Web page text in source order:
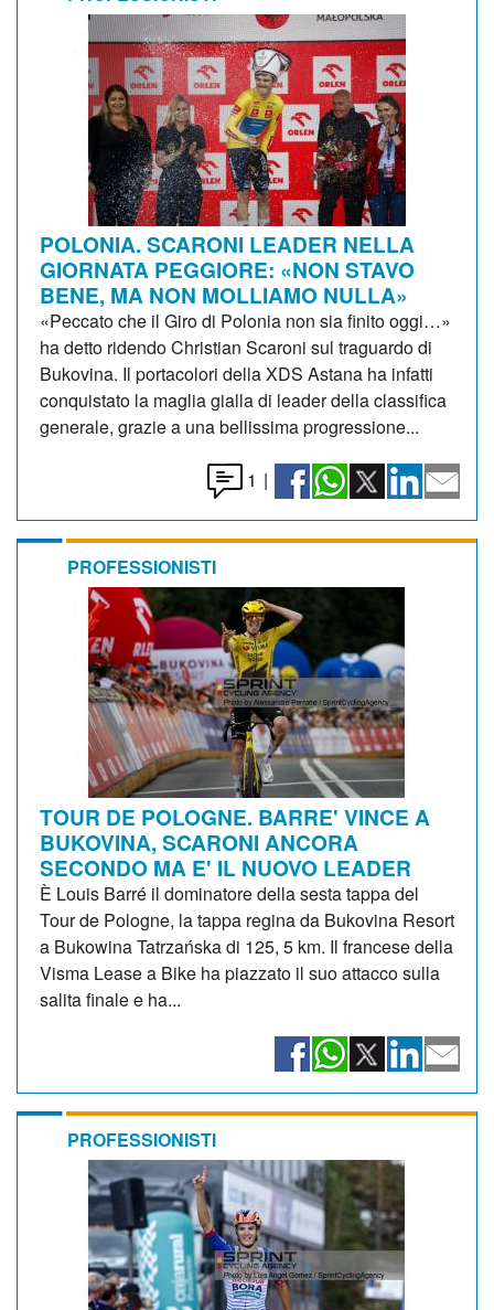
POLONIA. SCARONI LEADER NELLA
GIORNATA PEGGIORE: «NON STAVO
BENE, MA NON MOLLIAMO NULLA»
«Peccato che il Giro di Polonia non sia finito oggi…»
ha detto ridendo Christian Scaroni sul traguardo di
Bukovina. Il portacolori della XDS Astana ha infatti
conquistato la maglia gialla di leader della classifica
generale, grazie a una bellissima progressione...
1 |
PROFESSIONISTI
TOUR DE POLOGNE. BARRE' VINCE A
BUKOVINA, SCARONI ANCORA
SECONDO MA E' IL NUOVO LEADER
È Louis Barré il dominatore della sesta tappa del
Tour de Pologne, la tappa regina da Bukovina Resort
a Bukowina Tatrzańska di 125, 5 km. Il francese della
Visma Lease a Bike ha piazzato il suo attacco sulla
salita finale e ha...
PROFESSIONISTI